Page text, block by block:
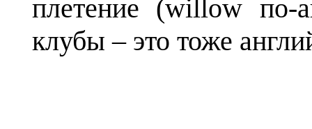
плетение (willow по-
клубы – это тоже